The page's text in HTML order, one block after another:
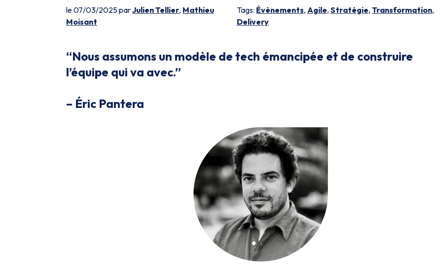
le 07/03/2025 parJulien Tellier, Mathieu
Moisant
Tags: Évènements, Agile, Stratégie, Transformation,
Delivery
“Nous assumons un modèle de tech émancipée et de construire
l’équipe qui va avec.”
– Éric Pantera